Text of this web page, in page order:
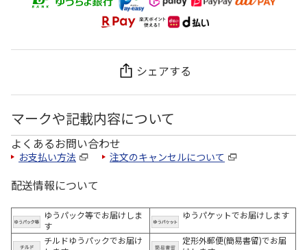
シェアする
マークや記載内容について
よくあるお問い合わせ
お支払い方法 注文のキャンセルについて
配送情報について
ゆうパック等でお届けしま
す
ゆうパケットでお届けします
チルドゆうパックでお届け
定形外郵便(簡易書留)でお届